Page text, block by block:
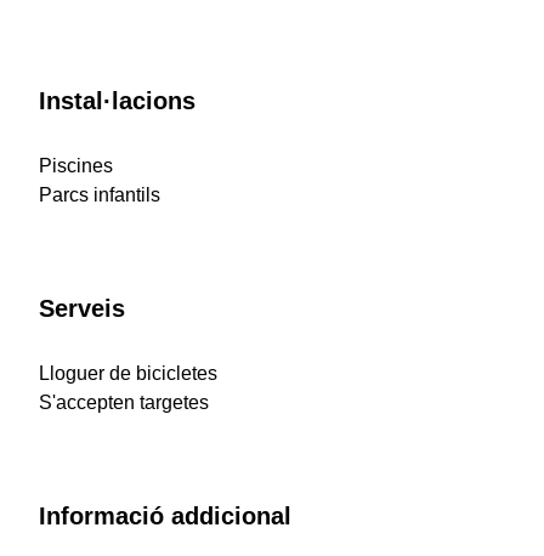
Instal·lacions
Piscines
Parcs infantils
Serveis
Lloguer de bicicletes
S'accepten targetes
Informació addicional